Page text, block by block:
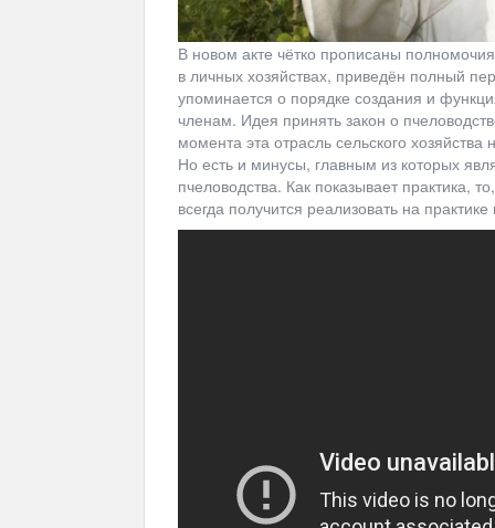
В новом акте чётко прописаны
в личных хозяйствах, приведён полный
упоминается о порядке создания и
членам. Идея принять закон о
момента эта отрасль сельского
Но есть и минусы, главным из которых
пчеловодства. Как показывает практика,
всегда получится реализовать на